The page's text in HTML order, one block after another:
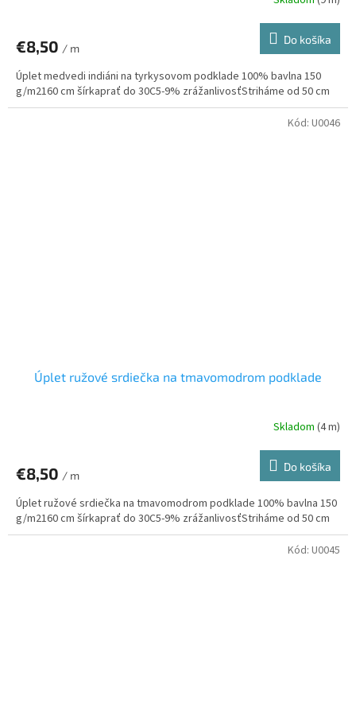
€8,50 / m
Do košíka
Úplet medvedi indiáni na tyrkysovom podklade 100% bavlna 150
g/m2160 cm šírkaprať do 30C5-9% zrážanlivosťStriháme od 50 cm
Úplet ružové srdiečka na tmavomodrom podklade
Skladom (4 m)
€8,50 / m
Do košíka
Úplet ružové srdiečka na tmavomodrom podklade 100% bavlna 150
g/m2160 cm šírkaprať do 30C5-9% zrážanlivosťStriháme od 50 cm
Kód: U0046
Kód: U0045